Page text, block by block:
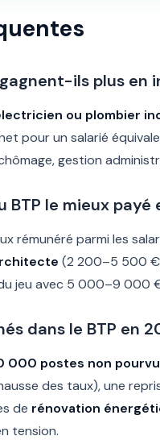
ils plus en
ou plombier
pour un salarié
gestion
BTP le mieux payé
rémunéré parmi les
(2 200–5 500
jeu avec 5 000–9 000
dans le BTP en
000 postes non
des taux), une
de rénovation
tension.